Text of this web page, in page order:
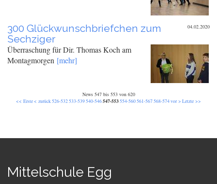
04.02.2020
300 Glückwunschbriefchen zum
Sechziger
Überraschung für Dir. Thomas Koch am
Montagmorgen [mehr]
News 547 bis 553 von 620
<< Erste< zurück526-532533-539540-546547-553554-560561-567568-574vor > Letzte >>
Mittelschule Egg